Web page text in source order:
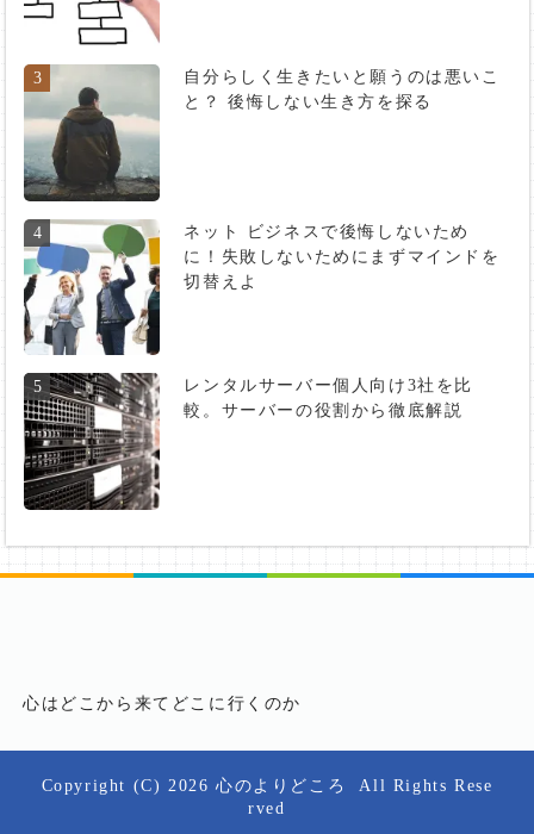
3
自分らしく生きたいと願うのは悪いこ
と？ 後悔しない生き方を探る
4
ネット ビジネスで後悔しないため
に！失敗しないためにまずマインドを
切替えよ
5
レンタルサーバー個人向け3社を比
較。サーバーの役割から徹底解説
心はどこから来てどこに行くのか
Copyright (C) 2026 心のよりどころ
All Rights Rese
rved